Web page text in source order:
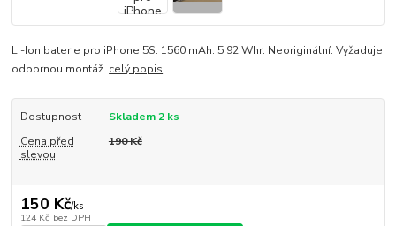
Li-Ion baterie pro iPhone 5S. 1560 mAh. 5,92 Whr. Neoriginální. Vyžaduje
odbornou montáž. celý popis
Dostupnost
Skladem 2 ks
Cena před
slevou
190 Kč
150 Kč/ks
124 Kč bez DPH